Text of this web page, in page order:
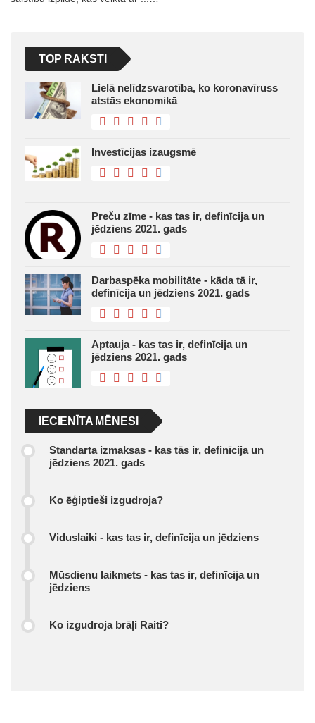
TOP RAKSTI
Lielā nelīdzsvarotība, ko koronavīruss
atstās ekonomikā
Investīcijas izaugsmē
Preču zīme - kas tas ir, definīcija un
jēdziens 2021. gads
Darbaspēka mobilitāte - kāda tā ir,
definīcija un jēdziens 2021. gads
Aptauja - kas tas ir, definīcija un
jēdziens 2021. gads
IECIENĪTA MĒNESI
Standarta izmaksas - kas tās ir, definīcija un
jēdziens 2021. gads
Ko ēģiptieši izgudroja?
Viduslaiki - kas tas ir, definīcija un jēdziens
Mūsdienu laikmets - kas tas ir, definīcija un
jēdziens
Ko izgudroja brāļi Raiti?